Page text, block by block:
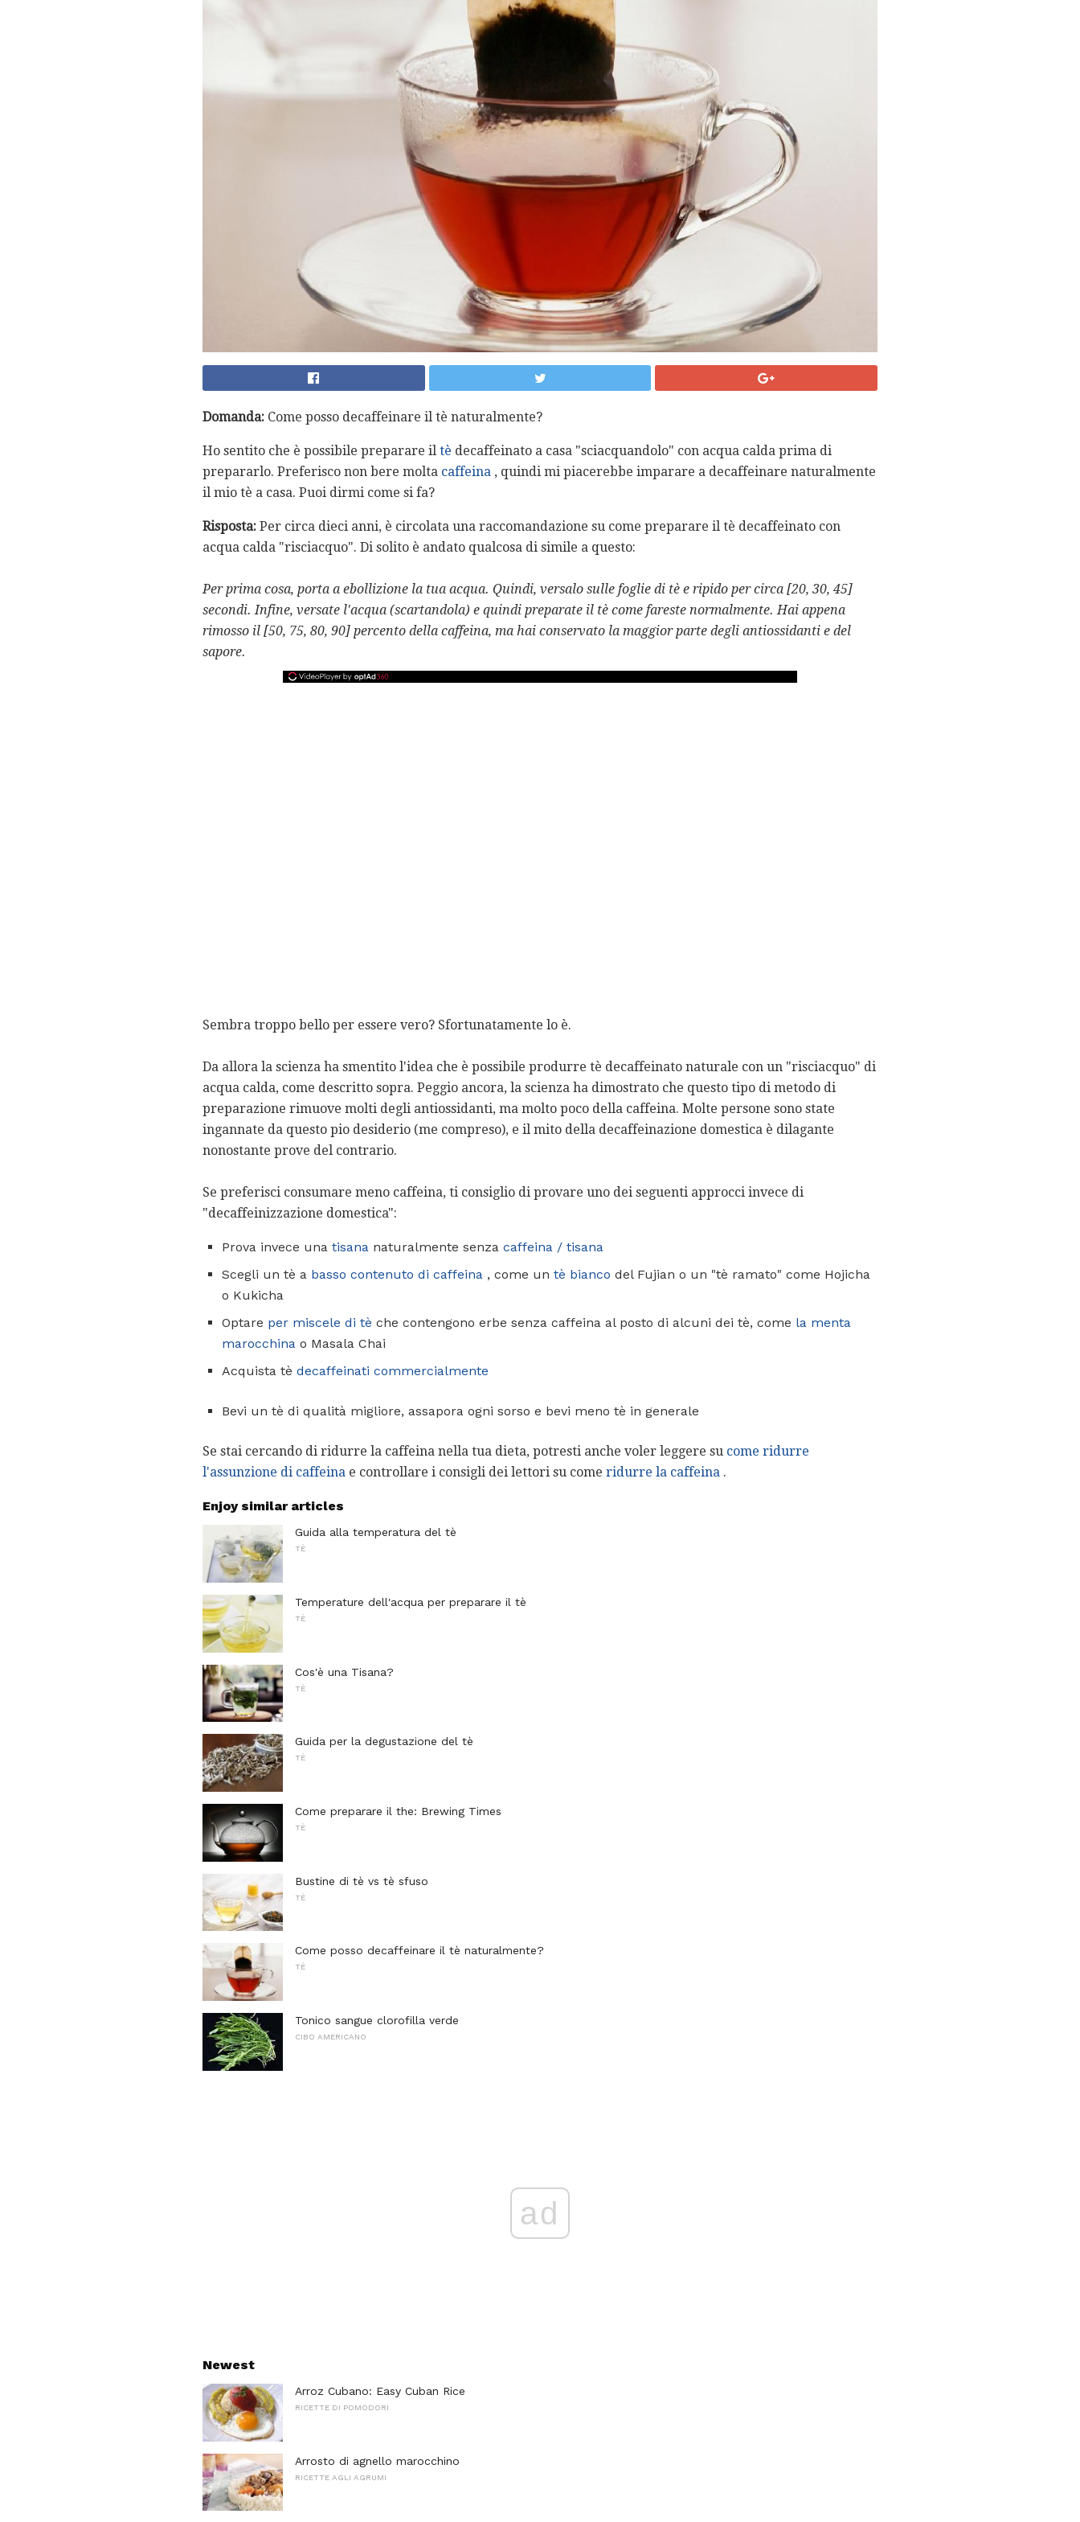
Domanda: Come posso decaffeinare il tè naturalmente?
Ho sentito che è possibile preparare il tè decaffeinato a casa "sciacquandolo" con acqua calda prima di
prepararlo. Preferisco non bere molta caffeina , quindi mi piacerebbe imparare a decaffeinare naturalmente
il mio tè a casa. Puoi dirmi come si fa?
Risposta: Per circa dieci anni, è circolata una raccomandazione su come preparare il tè decaffeinato con
acqua calda "risciacquo". Di solito è andato qualcosa di simile a questo:
Per prima cosa, porta a ebollizione la tua acqua. Quindi, versalo sulle foglie di tè e ripido per circa [20, 30, 45]
secondi. Infine, versate l'acqua (scartandola) e quindi preparate il tè come fareste normalmente. Hai appena
rimosso il [50, 75, 80, 90] percento della caffeina, ma hai conservato la maggior parte degli antiossidanti e del
sapore.
Sembra troppo bello per essere vero? Sfortunatamente lo è.
Da allora la scienza ha smentito l'idea che è possibile produrre tè decaffeinato naturale con un "risciacquo" di
acqua calda, come descritto sopra. Peggio ancora, la scienza ha dimostrato che questo tipo di metodo di
preparazione rimuove molti degli antiossidanti, ma molto poco della caffeina. Molte persone sono state
ingannate da questo pio desiderio (me compreso), e il mito della decaffeinazione domestica è dilagante
nonostante prove del contrario.
Se preferisci consumare meno caffeina, ti consiglio di provare uno dei seguenti approcci invece di
"decaffeinizzazione domestica":
Prova invece una tisana naturalmente senza caffeina / tisana
Scegli un tè a basso contenuto di caffeina , come un tè bianco del Fujian o un "tè ramato" come Hojicha
o Kukicha
Optare per miscele di tè che contengono erbe senza caffeina al posto di alcuni dei tè, come la menta
marocchina o Masala Chai
Acquista tè decaffeinati commercialmente
Bevi un tè di qualità migliore, assapora ogni sorso e bevi meno tè in generale
Se stai cercando di ridurre la caffeina nella tua dieta, potresti anche voler leggere su come ridurre
l'assunzione di caffeina e controllare i consigli dei lettori su come ridurre la caffeina .
Enjoy similar articles
Guida alla temperatura del tè
TÈ
Temperature dell'acqua per preparare il tè
TÈ
Cos'è una Tisana?
TÈ
Guida per la degustazione del tè
TÈ
Come preparare il the: Brewing Times
TÈ
Bustine di tè vs tè sfuso
TÈ
Come posso decaffeinare il tè naturalmente?
TÈ
Tonico sangue clorofilla verde
CIBO AMERICANO
ad
Newest
Arroz Cubano: Easy Cuban Rice
RICETTE DI POMODORI
Arrosto di agnello marocchino
RICETTE AGLI AGRUMI